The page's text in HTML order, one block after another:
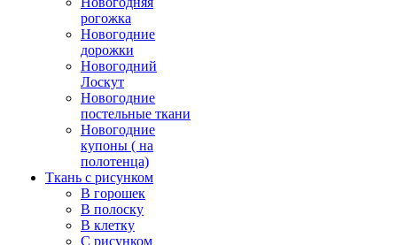
рогожка
Новогодние
дорожки
Новогодний
Лоскут
Новогодние
постельные ткани
Новогодние
купоны ( на
полотенца)
Ткань с рисунком
В горошек
В полоску
В клетку
С рисунком